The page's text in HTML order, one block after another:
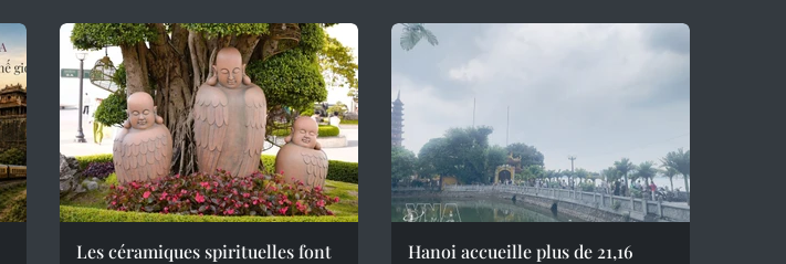
Les céramiques spirituelles font
Hanoi accueille plus de 21,16